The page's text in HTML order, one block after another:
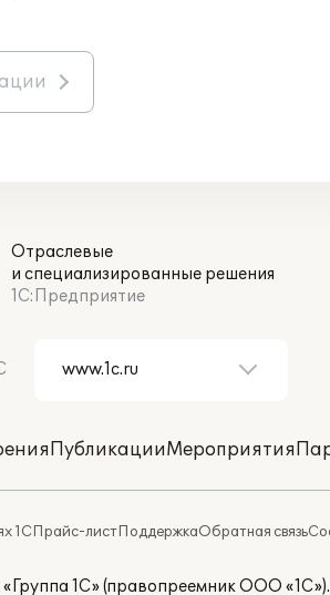
Отраслевые
и специализированные решения
1С:Предприятие
ПубликацииМероприятия
1СПрайс-листПоддержкаОбратная связь
1С» (правопреемник ООО